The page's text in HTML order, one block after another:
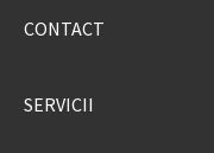
CONTACT
SERVICII